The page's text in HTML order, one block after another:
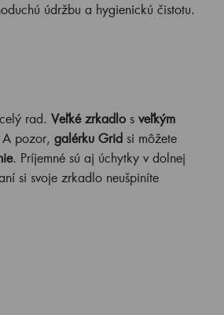
údržbu a hygienickú čistotu.
rad. Veľké zrkadlos veľkým
pozor, galérku Gridsi môžete
. Príjemné sú aj úchytky v dolnej
si svoje zrkadlo neušpiníte